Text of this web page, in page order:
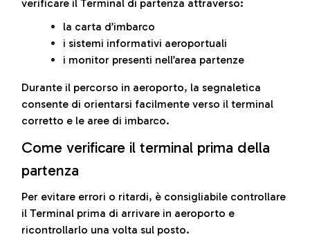
verificare il Terminal di partenza attraverso:
la carta d’imbarco
i sistemi informativi aeroportuali
i monitor presenti nell’area partenze
Durante il percorso in aeroporto, la segnaletica
consente di orientarsi facilmente verso il terminal
corretto e le aree di imbarco.
Come verificare il terminal prima della
partenza
Per evitare errori o ritardi, è consigliabile controllare
il Terminal prima di arrivare in aeroporto e
ricontrollarlo una volta sul posto.